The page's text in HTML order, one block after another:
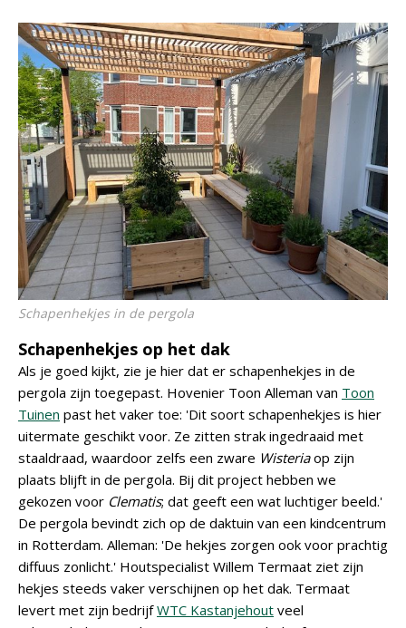
Schapenhekjes in de pergola
Schapenhekjes op het dak
Als je goed kijkt, zie je hier dat er schapenhekjes in de
pergola zijn toegepast. Hovenier Toon Alleman van Toon
Tuinen past het vaker toe: 'Dit soort schapenhekjes is hier
uitermate geschikt voor. Ze zitten strak ingedraaid met
staaldraad, waardoor zelfs een zware Wisteriaop zijn
plaats blijft in de pergola. Bij dit project hebben we
gekozen voor Clematis; dat geeft een wat luchtiger beeld.'
De pergola bevindt zich op de daktuin van een kindcentrum
in Rotterdam. Alleman: 'De hekjes zorgen ook voor prachtig
diffuus zonlicht.' Houtspecialist Willem Termaat ziet zijn
hekjes steeds vaker verschijnen op het dak. Termaat
levert met zijn bedrijfWTC Kastanjehout veel